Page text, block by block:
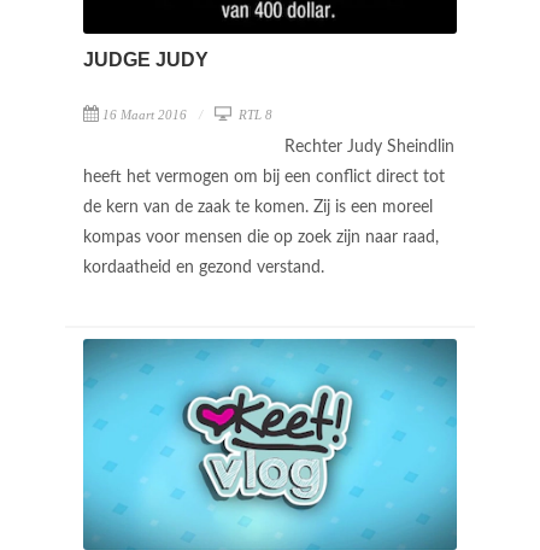
JUDGE JUDY
16 Maart 2016 RTL 8
Rechter Judy Sheindlin
heeft het vermogen om bij een conflict direct tot
de kern van de zaak te komen. Zij is een moreel
kompas voor mensen die op zoek zijn naar raad,
kordaatheid en gezond verstand.